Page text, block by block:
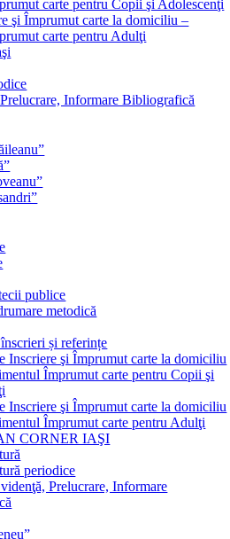
carte pentru Copii şi Adolescenţi
şi Împrumut carte la domiciliu –
carte pentru Adulţi
Informare Bibliografică
publice
metodică
și referințe
Inscriere şi Împrumut carte la domiciliu
Împrumut carte pentru Copii şi
Inscriere şi Împrumut carte la domiciliu
Împrumut carte pentru Adulţi
CORNER IAŞI
periodice
Prelucrare, Informare